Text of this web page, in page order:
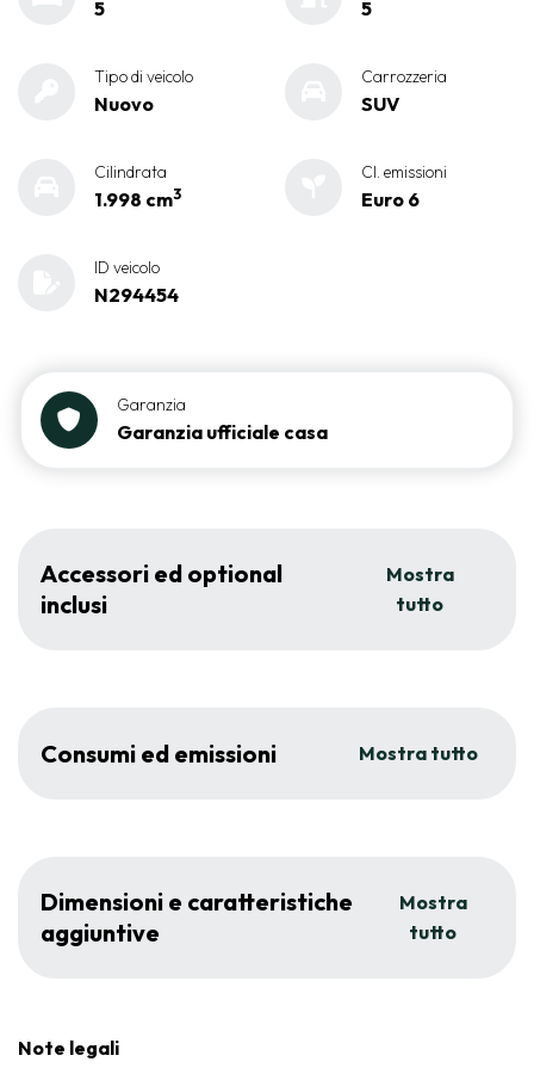
5 5
Tipo di veicolo
Nuovo
Carrozzeria
SUV
Cilindrata
1.998 cm3
Cl. emissioni
Euro 6
ID veicolo
N294454
Garanzia
Garanzia ufficiale casa
Accessori ed optional
inclusi
Mostra
tutto
Consumi ed emissioni Mostra tutto
Dimensioni e caratteristiche
aggiuntive
Mostra
tutto
Note legali